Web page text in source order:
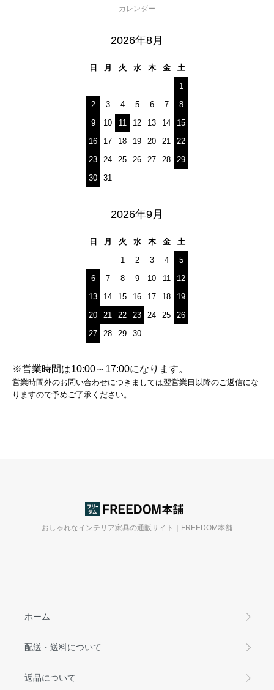
カレンダー
2026年8月
日 月 火 水 木 金
土
1
2
3 4 5 6 7
8
9
10 11 12 13 14
15
16
17 18 19 20 21
22
23
24 25 26 27 28
29
30
31
2026年9月
日 月 火 水 木 金
土
1
2 3 4
5
6
7 8 9 10 11
12
13
14 15 16 17 18
19
20
21 22 23 24 25
26
27
28 29 30
※営業時間は10:00～17:00になります。
営業時間外のお問い合わせにつきましては翌営業日以降のご返信にな
りますので予めご了承ください。
おしゃれなインテリア家具の通販サイト｜FREEDOM本舗
ホーム
配送・送料について
返品について